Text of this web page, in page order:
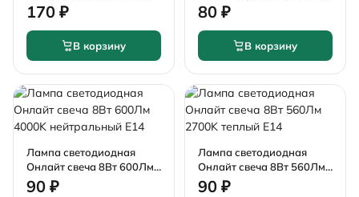
нейтральный E14
170 ₽
В корзину
4000K нейтральный Е14
80 ₽
В корзину
Лампа светодиодная
Онлайт свеча 8Вт 600Лм
4000K нейтральный Е14
90 ₽
Лампа светодиодная
Онлайт свеча 8Вт 560Лм
2700K теплый Е14
90 ₽